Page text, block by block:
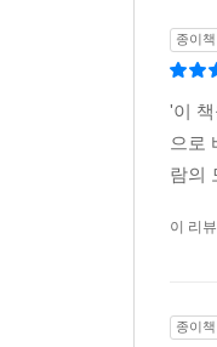
종이책
'이
으로
람의
이 리
종이책